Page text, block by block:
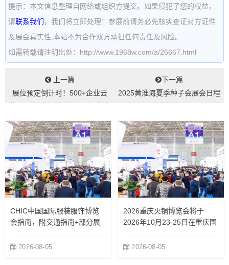
提示：本文信息整理自网络或组织方提交。如果侵犯了您的权益，
请联系我们 ，我们将立即处理！参展前请务必先核实查证对方证件
及展会真实性,本站不为合作双方承担任何责任及风险。
如需转载请注明出处：http://www.1968w.com/a/26667.html
上一篇
展位预定倒计时！500+企业云
会...
下一篇
2025黄淮海夏季种子会展会日程
CHIC中国国际服装服饰博览
会指南，附交通指南+部分展
2026-08-05
2026重庆火锅博览会将于
2026年10月23-25日在重庆国
2026-08-05